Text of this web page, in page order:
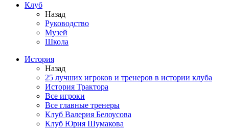
Клуб
Назад
Руководство
Музей
Школа
История
Назад
25 лучших игроков и тренеров в истории клуба
История Трактора
Все игроки
Все главные тренеры
Клуб Валерия Белоусова
Клуб Юрия Шумакова